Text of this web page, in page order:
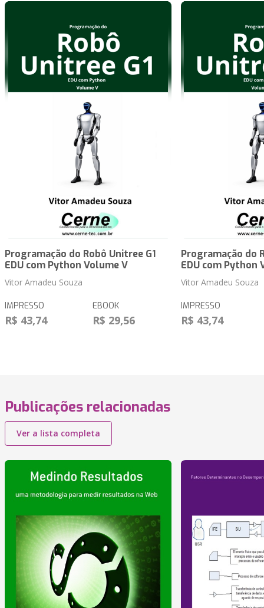
Programação do Robô Unitree G1
EDU com Python Volume V
Vitor Amadeu Souza
IMPRESSO
R$ 43,74
EBOOK
R$ 29,56
Programação do
EDU com Python
Vitor Amadeu Souza
IMPRESSO
R$ 43,74
Publicações relacionadas
Ver a lista completa